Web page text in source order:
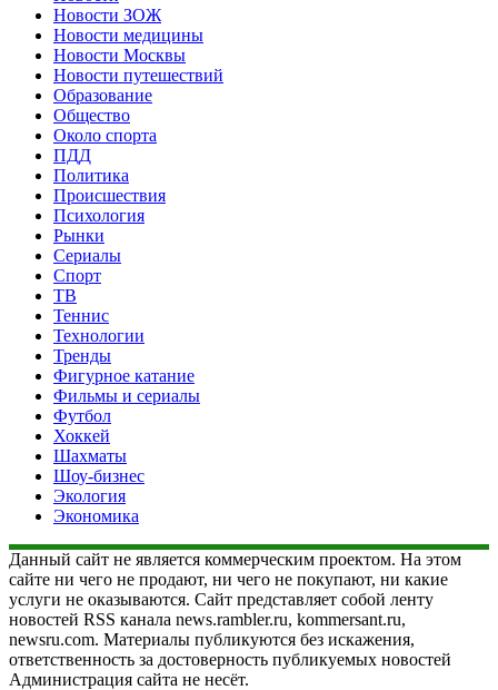
Новости ЗОЖ
Новости медицины
Новости Москвы
Новости путешествий
Образование
Общество
Около спорта
ПДД
Политика
Происшествия
Психология
Рынки
Сериалы
Спорт
ТВ
Теннис
Технологии
Тренды
Фигурное катание
Фильмы и сериалы
Футбол
Хоккей
Шахматы
Шоу-бизнес
Экология
Экономика
Данный сайт не является коммерческим проектом. На этом
сайте ни чего не продают, ни чего не покупают, ни какие
услуги не оказываются. Сайт представляет собой ленту
новостей RSS канала news.rambler.ru, kommersant.ru,
newsru.com. Материалы публикуются без искажения,
ответственность за достоверность публикуемых новостей
Администрация сайта не несёт.